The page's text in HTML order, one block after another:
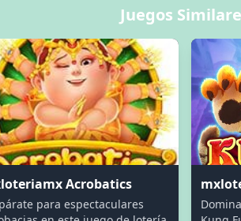
Juegos
Acrobatics
para espectaculares